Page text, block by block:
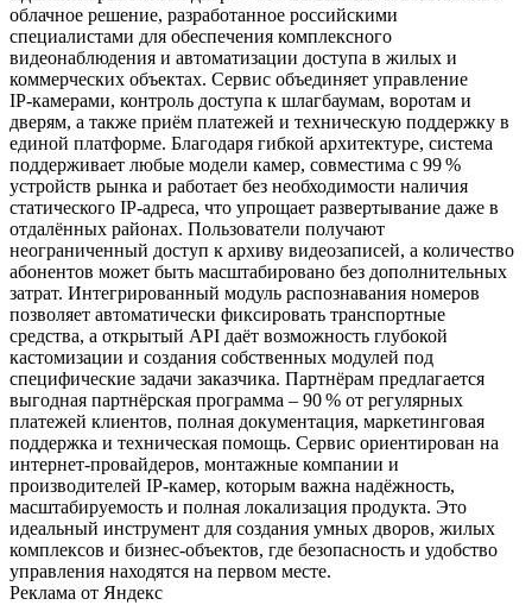
облачное решение, разработанное российскими
специалистами для обеспечения комплексного
видеонаблюдения и автоматизации доступа в жилых и
коммерческих объектах. Сервис объединяет управление
IP‑камерами, контроль доступа к шлагбаумам, воротам и
дверям, а также приём платежей и техническую поддержку в
единой платформе. Благодаря гибкой архитектуре, система
поддерживает любые модели камер, совместима с 99 %
устройств рынка и работает без необходимости наличия
статического IP‑адреса, что упрощает развертывание даже в
отдалённых районах. Пользователи получают
неограниченный доступ к архиву видеозаписей, а количество
абонентов может быть масштабировано без дополнительных
затрат. Интегрированный модуль распознавания номеров
позволяет автоматически фиксировать транспортные
средства, а открытый API даёт возможность глубокой
кастомизации и создания собственных модулей под
специфические задачи заказчика. Партнёрам предлагается
выгодная партнёрская программа – 90 % от регулярных
платежей клиентов, полная документация, маркетинговая
поддержка и техническая помощь. Сервис ориентирован на
интернет‑провайдеров, монтажные компании и
производителей IP‑камер, которым важна надёжность,
масштабируемость и полная локализация продукта. Это
идеальный инструмент для создания умных дворов, жилых
комплексов и бизнес‑объектов, где безопасность и удобство
управления находятся на первом месте.
Реклама от Яндекс